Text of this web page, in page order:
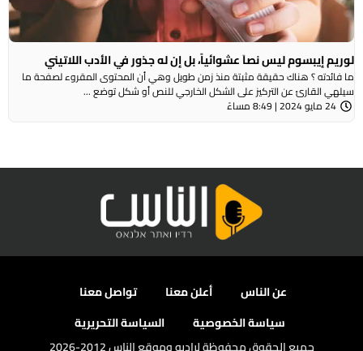
لوريم إيبسوم ليس نصاَ عشوائياً، بل إن له جذور في الأدب اللاتيني
ما فائدته ؟ هناك حقيقة مثبتة منذ زمن طويل وهي أن المحتوى المقروء لصفحة ما
سيلهي القارئ عن التركيز على الشكل الخارجي للنص أو شكل توضع ...
24 مايو 2024 | 8:49 مساءً
عن الناس أعلن معنا
تواصل معنا
سياسة الخصوصية
السياسة التحريرية